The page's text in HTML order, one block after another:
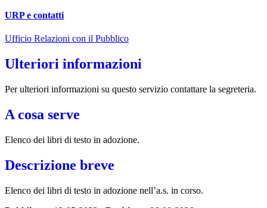
URP e contatti
Ufficio Relazioni con il Pubblico
Ulteriori informazioni
Per ulteriori informazioni su questo servizio contattare la segreteria.
A cosa serve
Elenco dei libri di testo in adozione.
Descrizione breve
Elenco dei libri di testo in adozione nell’a.s. in corso.